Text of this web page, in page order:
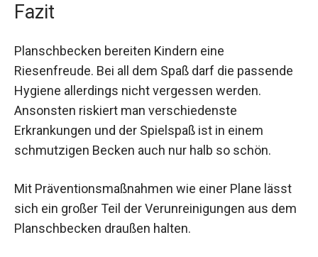
Fazit
Planschbecken bereiten Kindern eine
Riesenfreude. Bei all dem Spaß darf die passende
Hygiene allerdings nicht vergessen werden.
Ansonsten riskiert man verschiedenste
Erkrankungen und der Spielspaß ist in einem
schmutzigen Becken auch nur halb so schön.
Mit Präventionsmaßnahmen wie einer Plane lässt
sich ein großer Teil der Verunreinigungen aus dem
Planschbecken draußen halten.